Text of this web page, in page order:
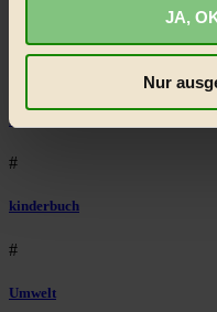
ist
kostenfrei.Wir
etwa selbst
externen Plattformen
JA,
Nur
Natur
#
kinderbuch
#
Umwelt